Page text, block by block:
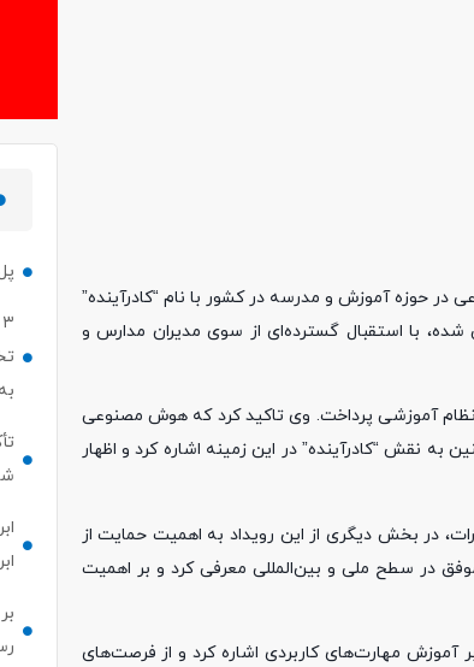
حوزه آموزش و مدرسه در کشور با نام “کادرآینده”
با استقبال گسترده‌ای از سوی مدیران مدارس و
آموزشی پرداخت. وی تاکید کرد که هوش مصنوعی
نقش “کادرآینده” در این زمینه اشاره کرد و اظهار
در بخش دیگری از این رویداد به اهمیت حمایت از
در سطح ملی و بین‌المللی معرفی کرد و بر اهمیت
آموزش مهارت‌های کاربردی اشاره کرد و از فرصت‌های